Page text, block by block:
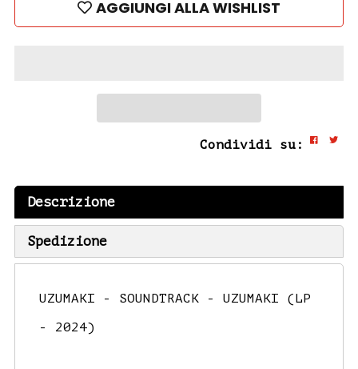
AGGIUNGI ALLA WISHLIST
Condividi su:
Descrizione
Spedizione
UZUMAKI - SOUNDTRACK - UZUMAKI (LP
- 2024)